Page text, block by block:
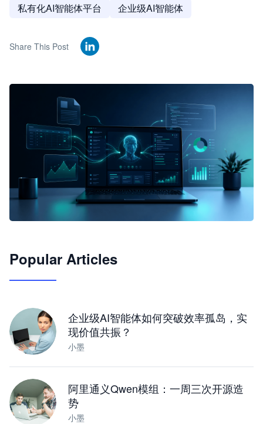
私有化AI智能体平台
企业级AI智能体
Share This Post
JimoClaw 桌面 AI Agent 工作台
Popular Articles
企业级AI智能体如何突破效率孤岛，实
现价值共振？
小墨
阿里通义Qwen模组：一周三次开源造
势
小墨